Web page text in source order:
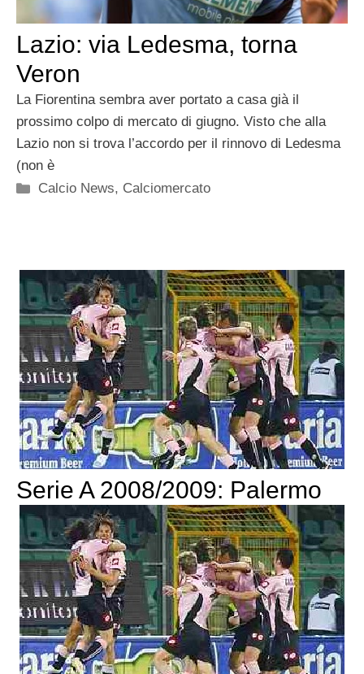
Lazio: via Ledesma, torna
Veron
La Fiorentina sembra aver portato a casa già il
prossimo colpo di mercato di giugno. Visto che alla
Lazio non si trova l’accordo per il rinnovo di Ledesma
(non è
Categorie
Calcio News, Calciomercato
Serie A 2008/2009: Palermo